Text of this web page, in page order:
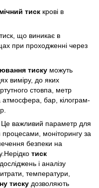
тиск крові в
що виникає в
при проходженні через
тиску можуть
виміру, до яких
стовпа, метр
атмосфера, бар, кілограм-
Це важливий параметр для
процесами, моніторингу за
безпеки на
тиск
і аналізу
температури,
тиску дозволяють